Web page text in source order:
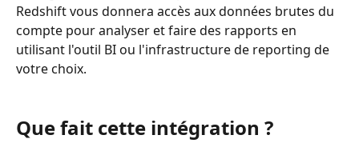
Redshift vous donnera accès aux données brutes du
compte pour analyser et faire des rapports en
utilisant l'outil BI ou l'infrastructure de reporting de
votre choix.
Que fait cette intégration ?